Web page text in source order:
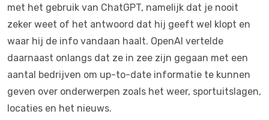
met het gebruik van ChatGPT, namelijk dat je nooit
zeker weet of het antwoord dat hij geeft wel klopt en
waar hij de info vandaan haalt. OpenAI vertelde
daarnaast onlangs dat ze in zee zijn gegaan met een
aantal bedrijven om up-to-date informatie te kunnen
geven over onderwerpen zoals het weer, sportuitslagen,
locaties en het nieuws.